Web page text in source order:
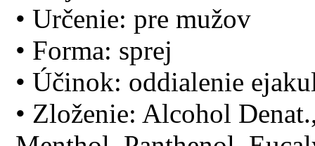
• Určenie: pre mužov
• Forma: sprej
• Účinok: oddialenie
• Zloženie: Alcohol